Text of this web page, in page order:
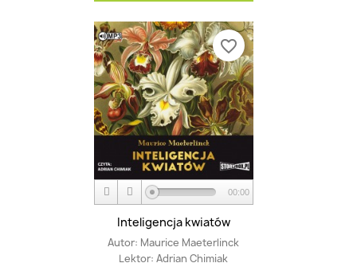
00:00
Inteligencja kwiatów
Autor: Maurice Maeterlinck
Lektor: Adrian Chimiak
favorite_border